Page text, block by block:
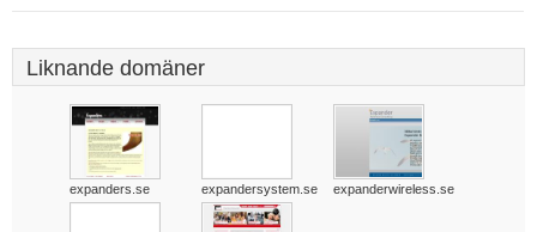
Liknande domäner
expanders.se expandersystem.se expanderwireless.se